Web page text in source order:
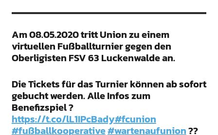
Am 08.05.2020 tritt Union zu einem
virtuellen Fußballturnier gegen den
Oberligisten FSV 63 Luckenwalde an.
Die Tickets für das Turnier können ab sofort
gebucht werden. Alle Infos zum
Benefizspiel ?
https://t.co/lL1IPcBady#fcunion
#fußballkooperative#wartenaufunion??